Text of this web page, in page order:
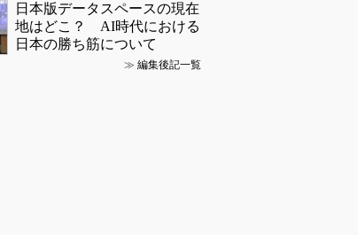
日本版データスペースの現在
地はどこ？ AI時代における
日本の勝ち筋について
≫ 編集後記一覧